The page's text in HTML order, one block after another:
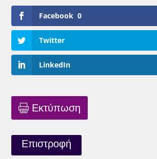
Facebook 0
Twitter
LinkedIn
Εκτύπωση
Επιστροφή